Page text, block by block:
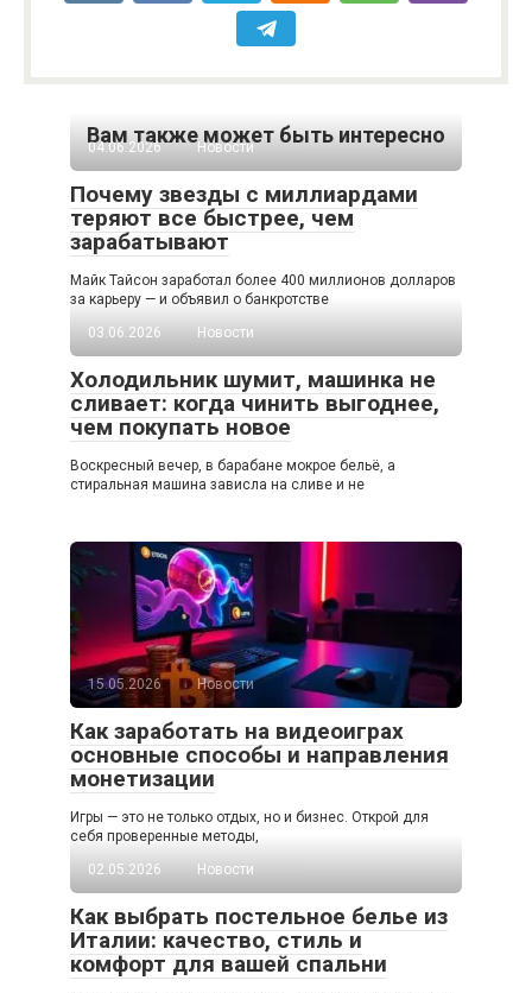
Вам также может быть интересно
04.06.2026 Новости
Почему звезды с миллиардами
теряют все быстрее, чем
зарабатывают
Майк Тайсон заработал более 400 миллионов долларов
за карьеру — и объявил о банкротстве
03.06.2026
Новости
Холодильник шумит, машинка не
сливает: когда чинить выгоднее,
чем покупать новое
Воскресный вечер, в барабане мокрое бельё, а
стиральная машина зависла на сливе и не
15.05.2026 Новости
Как заработать на видеоиграх
основные способы и направления
монетизации
Игры — это не только отдых, но и бизнес. Открой для
себя проверенные методы,
02.05.2026
Новости
Как выбрать постельное белье из
Италии: качество, стиль и
комфорт для вашей спальни